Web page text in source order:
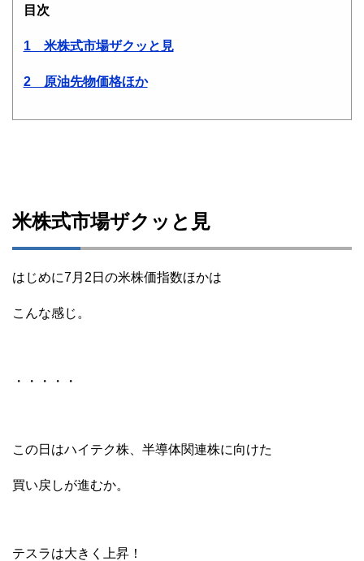
目次
1 米株式市場ザクッと見
2 原油先物価格ほか
米株式市場ザクッと見
はじめに7月2日の米株価指数ほかは
こんな感じ。
・・・・・
この日はハイテク株、半導体関連株に向けた
買い戻しが進むか。
テスラは大きく上昇！